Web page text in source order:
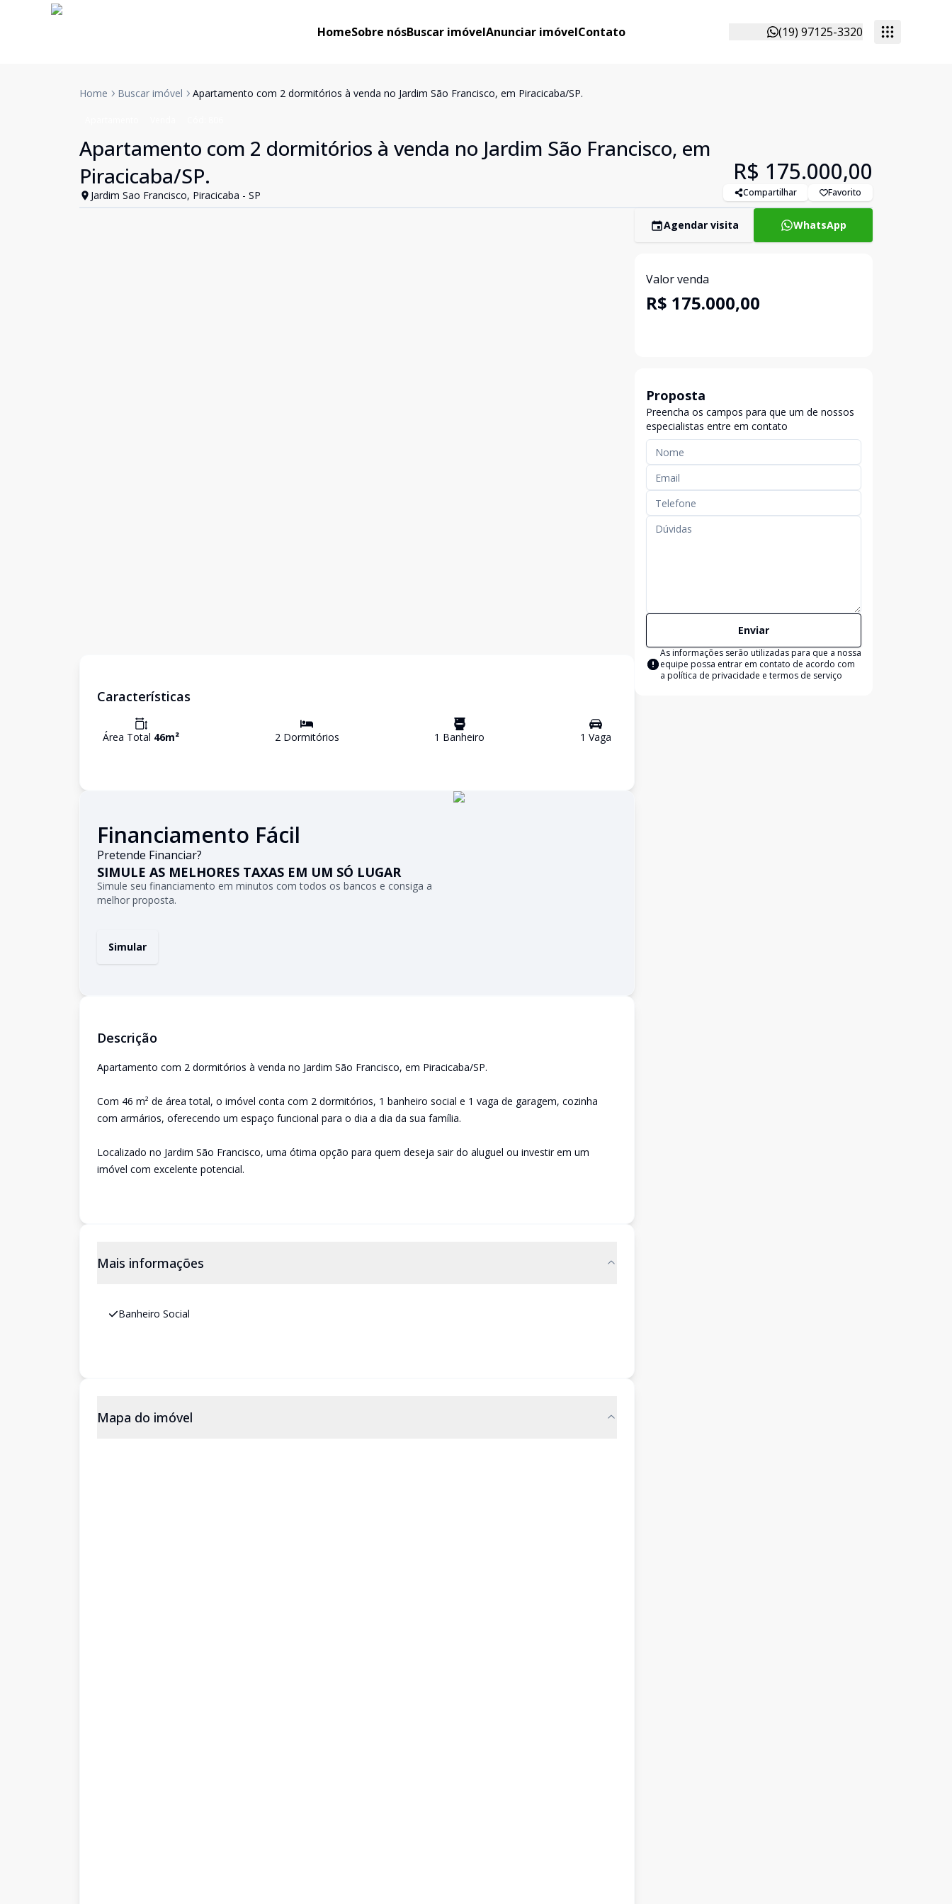
HomeSobre nósBuscar imóvelAnunciar imóvelContato (19) 97125-3320
Home Buscar imóvel Apartamento com 2 dormitórios à venda no Jardim São Francisco, em Piracicaba/SP.
Apartamento com 2 dormitórios à venda no Jardim São Francisco, em
Piracicaba/SP.
Jardim Sao Francisco, Piracicaba - SP
R$ 175.000,00
Compartilhar Favorito
Características
Área Total 46m² 2Dormitórios 1 Banheiro 1 Vaga
Financiamento Fácil
Pretende Financiar?
SIMULE AS MELHORES TAXAS EM UM SÓ LUGAR
Simule seu financiamento em minutos com todos os bancos e consiga a
melhor proposta.
Simular
Descrição
Apartamento com 2 dormitórios à venda no Jardim São Francisco, em Piracicaba/SP.
Com 46 m² de área total, o imóvel conta com 2 dormitórios, 1 banheiro social e 1 vaga de garagem, cozinha
com armários, oferecendo um espaço funcional para o dia a dia da sua família.
Localizado no Jardim São Francisco, uma ótima opção para quem deseja sair do aluguel ou investir em um
imóvel com excelente potencial.
Mais informações
Banheiro Social
Mapa do imóvel
Agendar visita WhatsApp
Valor venda
R$ 175.000,00
Proposta
Preencha os campos para que um de nossos
especialistas entre em contato
Enviar
As informações serão utilizadas para que a nossa
equipe possa entrar em contato de acordo com
a política de privacidade e termos de serviço